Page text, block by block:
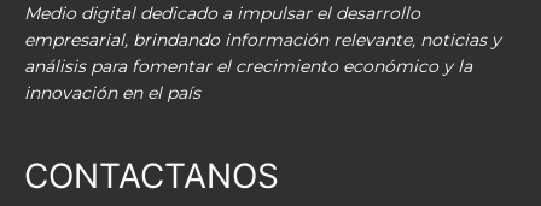
Medio digital dedicado a impulsar el desarrollo
empresarial, brindando información relevante, noticias y
análisis para fomentar el crecimiento económico y la
innovación en el país
CONTACTANOS